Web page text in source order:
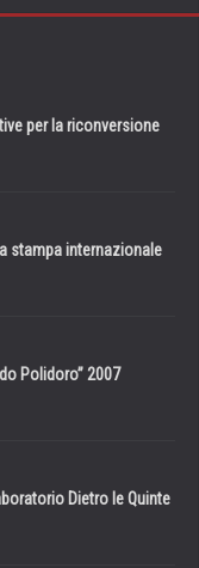
per la riconversione
stampa internazionale
Polidoro” 2007
Dietro le Quinte